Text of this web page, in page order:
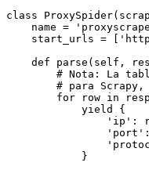
class
name =
start_urls =
def parse(self,
# Nota: La
# para
for row in
            yield {
'ip':
            }